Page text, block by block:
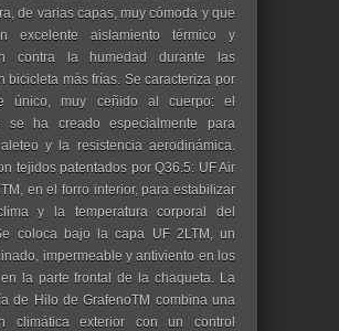
de varias capas, muy cómoda y que
excelente aislamiento térmico y
contra la humedad durante las
bicicleta más frías. Se caracteriza por
único, muy ceñido al cuerpo: el
se ha creado especialmente para
y la resistencia aerodinámica.
tejidos patentados por Q36.5: UF Air
en el forro interior, para estabilizar
y la temperatura corporal del
coloca bajo la capa UF 2LTM, un
impermeable y antiviento en los
la parte frontal de la chaqueta. La
de Hilo de GrafenoTM combina una
climática exterior con un control